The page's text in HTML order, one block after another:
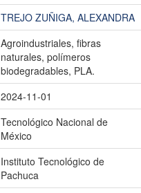
TREJO ZUÑIGA, ALEXANDRA
Agroindustriales, fibras
naturales, polímeros
biodegradables, PLA.
2024-11-01
Tecnológico Nacional de
México
Instituto Tecnológico de
Pachuca